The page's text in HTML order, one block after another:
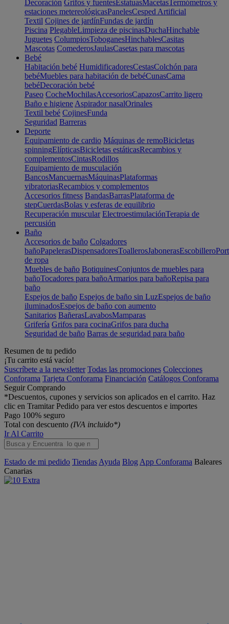
Decoración Grifos y fuentesEstatuasMacetasTermómetros y
estaciones metereológicasPanelesCesped Artificial
Textil Cojines de jardínFundas de jardín
Piscina PlegableLimpieza de piscinasDuchaHinchable
Juguetes ColumpiosToboganesHinchablesCasitas
Mascotas ComederosJaulasCasetas para mascotas
Bebé
Habitación bebé HumidificadoresCestasColchón para
bebéMuebles para habitación de bebéCunasCama
bebéDecoración bebé
Paseo CocheMochilasAccesoriosCapazosCarrito ligero
Baño e higiene Aspirador nasalOrinales
Textil bebé CojinesFunda
Seguridad Barreras
Deporte
Equipamiento de cardio Máquinas de remoBicicletas
spinningElípticasBicicletas estáticasRecambios y
complementosCintasRodillos
Equipamiento de musculación
BancosMancuernasMáquinasPlataformas
vibratoriasRecambios y complementos
Accesorios fitness BandasBarrasPlataforma de
stepCuerdasBolas y esferas de equilibrio
Recuperación muscular ElectroestimulaciónTerapia de
percusión
Baño
Accesorios de baño Colgadores
bañoPapelerasDispensadoresToallerosJabonerasEscobillero
de ropa
Muebles de baño BotiquinesConjuntos de muebles para
bañoTocadores para bañoArmarios para bañoRepisa para
baño
Espejos de baño Espejos de baño sin LuzEspejos de baño
iluminadosEspejos de baño con aumento
Sanitarios BañerasLavabosMamparas
Grifería Grifos para cocinaGrifos para ducha
Seguridad de baño Barras de seguridad para baño
Resumen de tu pedido
¡Tu carrito está vacío!
Suscríbete a la newsletter Todas las promociones Colecciones
Conforama Tarjeta Conforama Financiación Catálogos Conforama
Seguir Comprando
*Descuentos, cupones y servicios son aplicados en el carrito. Haz
clic en Tramitar Pedido para ver estos descuentos e importes
Pago 100% seguro
Total con descuento (IVA incluido*)
Ir Al Carrito
Estado de mi pedido Tiendas Ayuda Blog App Conforama Baleares
Canarias